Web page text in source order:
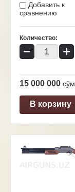
Добавить к
сравнению
Количество:
− +
15 000 000 сўм
В корзину